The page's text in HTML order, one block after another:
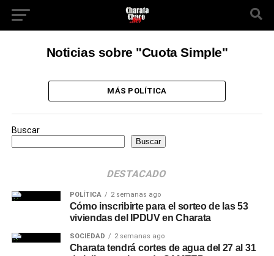
Noticias sobre "Cuota Simple"
MÁS POLÍTICA
Buscar
Buscar
DESTACADO
POLÍTICA 2 semanas ago
Cómo inscribirte para el sorteo de las 53
viviendas del IPDUV en Charata
SOCIEDAD 2 semanas ago
Charata tendrá cortes de agua del 27 al 31